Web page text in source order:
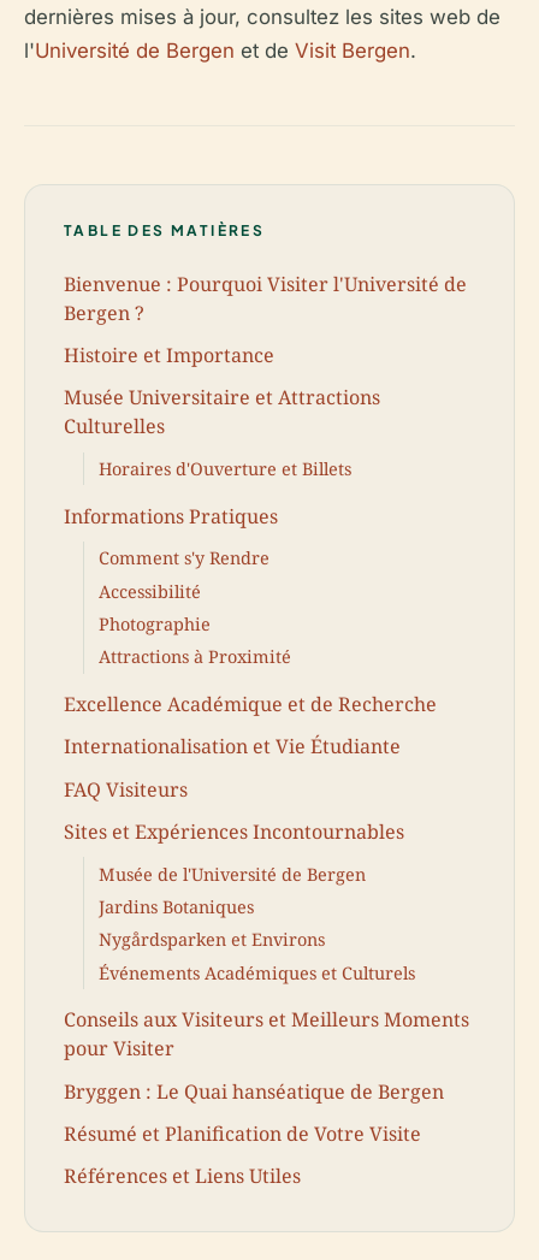
dernières mises à jour, consultez les sites web de
l'Université de Bergen et de Visit Bergen.
TABLE DES MATIÈRES
Bienvenue : Pourquoi Visiter l'Université de
Bergen ?
Histoire et Importance
Musée Universitaire et Attractions
Culturelles
Horaires d'Ouverture et Billets
Informations Pratiques
Comment s'y Rendre
Accessibilité
Photographie
Attractions à Proximité
Excellence Académique et de Recherche
Internationalisation et Vie Étudiante
FAQ Visiteurs
Sites et Expériences Incontournables
Musée de l'Université de Bergen
Jardins Botaniques
Nygårdsparken et Environs
Événements Académiques et Culturels
Conseils aux Visiteurs et Meilleurs Moments
pour Visiter
Bryggen : Le Quai hanséatique de Bergen
Résumé et Planification de Votre Visite
Références et Liens Utiles